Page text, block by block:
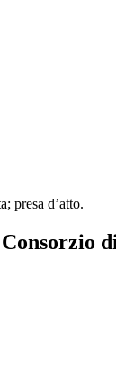
presa d’atto.